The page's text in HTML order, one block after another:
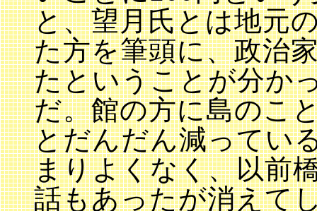
と、望月氏とは地元
た方を筆頭に、政治
たということが分か
だ。館の方に島のこ
とだんだん減ってい
まりよくなく、以前
話もあったが消えて